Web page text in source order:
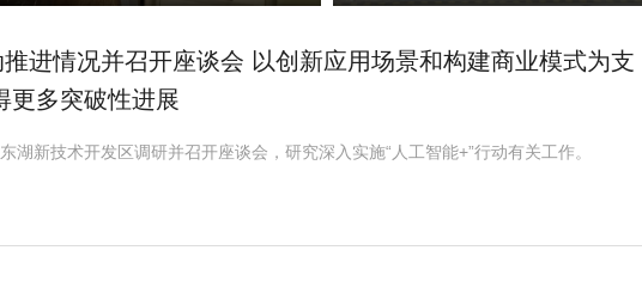
进情况并召开座谈会 以创新应用场景和构建商业模式为支
更多突破性进展
新技术开发区调研并召开座谈会，研究深入实施“人工智能+”行动有关工作。